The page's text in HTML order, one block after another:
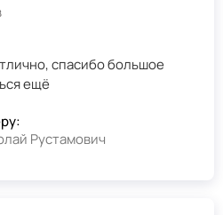
спасибо большое
ещё
Рустамович